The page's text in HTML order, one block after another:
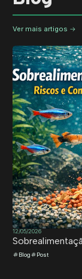
Ver mais artigos
12/05/2026
Blog Post